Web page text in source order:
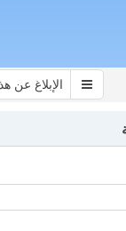
الإبلاغ عن